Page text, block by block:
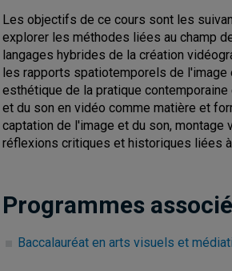
Les objectifs de ce cours sont les
explorer les méthodes liées au champ
langages hybrides de la création
les rapports spatiotemporels de
esthétique de la pratique
et du son en vidéo comme matière et
captation de l'image et du son,
réflexions critiques et historiques liées
Programmes
Baccalauréat en arts visuels et